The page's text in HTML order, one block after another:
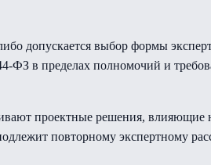
допускается выбор формы
ФЗ в пределах полномочий и
проектные решения, влияющие
повторному экспертному